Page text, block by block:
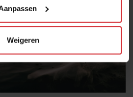
Weigeren